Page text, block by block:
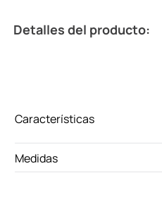
Detalles del producto:
Características
Medidas